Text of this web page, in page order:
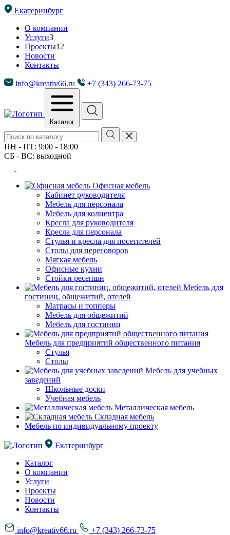
Екатеринбург
О компании
Услуги3
Проекты12
Новости
Контакты
info@kreativ66.ru +7 (343) 266-73-75
Каталог
ПН - ПТ: 9:00 - 18:00
СБ - ВС: выходной
Офисная мебель
Кабинет руководителя
Мебель для персонала
Мебель для колцентра
Кресла для руководителя
Кресла для персонала
Стулья и кресла для посетителей
Столы для переговоров
Мягкая мебель
Офисные кухни
Стойки ресепшн
Мебель для
гостиниц, общежитий, отелей
Матрасы и топперы
Мебель для общежитий
Мебель для гостиниц
Мебель для предприятий общественного питания
Стулья
Столы
Мебель для учебных
заведений
Школьные доски
Учебная мебель
Металлическая мебель
Складная мебель
Мебель по индивидуальному проекту
Екатеринбург
Каталог
О компании
Услуги
Проекты
Новости
Контакты
info@kreativ66.ru
+7 (343) 266-73-75